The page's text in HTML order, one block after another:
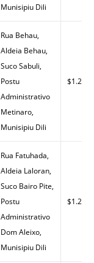
Munisipiu Dili
Rua Behau,
Aldeia Behau,
Suco Sabuli,
Postu
Administrativo
Metinaro,
Munisipiu Dili
$1.29
Rua Fatuhada,
Aldeia Laloran,
Suco Bairo Pite,
Postu
Administrativo
Dom Aleixo,
Munisipiu Dili
$1.28